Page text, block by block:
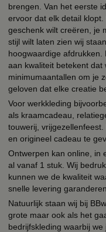
brengen. Van het eerste
ervoor dat elk detail
geschenk wilt creëren, je
stijl wilt laten zien wij
hoogwaardige afdrukken.
aan kwaliteit betekent
minimumaantallen om je
geloven dat elke creatie
Voor werkkleding
als kraamcadeau,
touwerij,
en origineel cadeau te
Ontwerpen kan online, in
al vanaf 1 stuk. Wij
kunnen we de kwaliteit
snelle levering garanderen.
Natuurlijk staan wij bij
grote maar ook als het
bedrijfskleding waarbij